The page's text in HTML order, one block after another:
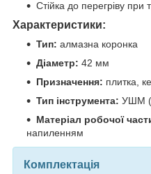
Стійка до перегріву при
Характеристики:
Тип: алмазна коронка
Діаметр: 42 мм
Призначення: плитка,
Тип інструмента: УШМ
Матеріал робочої
напиленням
Комплектація